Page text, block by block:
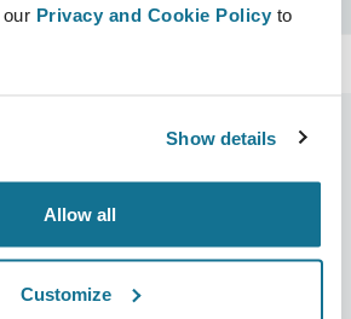
Privacy and Cookie Policy to
Show details
Allow all
CustomizeGestor de negócios 3D